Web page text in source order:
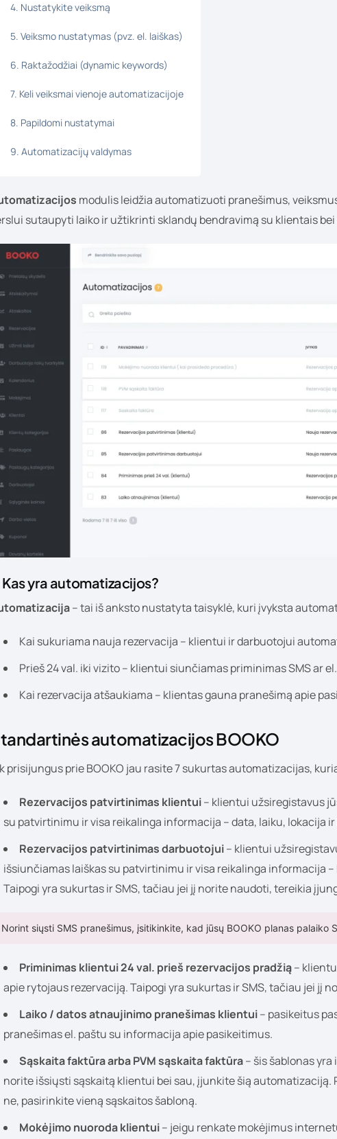
4. Nustatykite veiksmą
5. Veiksmo nustatymas (pvz. el. laiškas)
6. Raktažodžiai (dynamic keywords)
7. Keli veiksmai vienoje automatizacijoje
8. Papildomi nustatymai
9. Automatizacijų valdymas
modulis leidžia automatizuoti pranešimus,
sutaupyti laiko ir užtikrinti sklandų bendravimą su klientais
Kas yra automatizacijos?
– tai iš anksto nustatyta taisyklė, kuri įvyksta
Kai sukuriama nauja rezervacija – klientui ir darbuotojui
Prieš 24 val. iki vizito – klientui siunčiamas priminimas SMS ar
Kai rezervacija atšaukiama – klientas gauna pranešimą apie
automatizacijos BOOKO
prisijungus prie BOOKO jau rasite 7 sukurtas automatizacijas,
Rezervacijos patvirtinimas klientui– klientui užsiregistavus
su patvirtinimu ir visa reikalinga informacija – data, laiku, lokacija
Rezervacijos patvirtinimas darbuotojui– klientui
išsiunčiamas laiškas su patvirtinimu ir visa reikalinga informacija
Taipogi yra sukurtas ir SMS, tačiau jei jį norite naudoti, tereikia
Norint siųsti SMS pranešimus, įsitikinkite, kad jūsų BOOKO planas
Priminimas klientui 24 val. prieš rezervacijos pradžią–
apie rytojaus rezervaciją. Taipogi yra sukurtas ir SMS, tačiau jei jį
Laiko / datos atnaujinimo pranešimas klientui– pasikeitus
pranešimas el. paštu su informacija apie pasikeitimus.
Sąskaita faktūra arba PVM sąskaita faktūra– šis šablonas
norite išsiųsti sąskaitą klientui bei sau, įjunkite šią automatizaciją.
ne, pasirinkite vieną sąskaitos šabloną.
Mokėjimo nuoroda klientui– jeigu renkate mokėjimus